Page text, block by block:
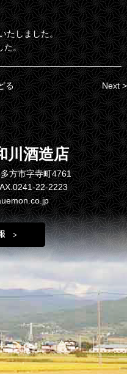
たしました。
た。
る Next >
川酒造店
方市字寺町4761
22-2223